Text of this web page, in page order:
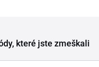
které jste zmeškali